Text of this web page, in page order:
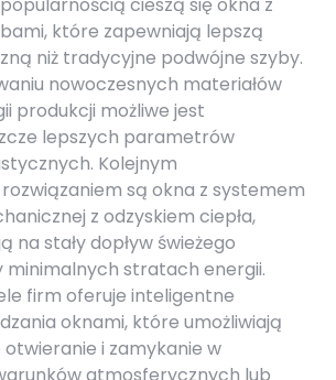
które zapewniają lepszą
niż tradycyjne podwójne szyby.
nowoczesnych materiałów
produkcji możliwe jest
lepszych parametrów
Kolejnym
są okna z systemem
z odzyskiem ciepła,
na stały dopływ świeżego
minimalnych stratach energii.
firm oferuje inteligentne
oknami, które umożliwiają
i zamykanie w